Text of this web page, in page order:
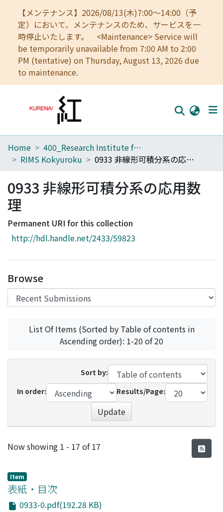
【メンテナンス】2026/08/13(木)7:00～14:00（予
定）において、メンテナンスのため、サービスを一
時停止いたします。 <Maintenance> Service will
be temporarily unavailable from 7:00 AM to 2:00
PM (tentative) on Thursday, August 13, 2026 due
to maintenance.
Home
Browse
Download Ranking
Access Statistics
Home
400_Research Institute for Mathematical Sciences
RIMS Kokyuroku
0933 非線形可積分系の応用数理
0933 非線形可積分系の応用数
理
Permanent URI for this collection
http://hdl.handle.net/2433/59823
Browse
List Of Items (Sorted by Table of contents in
Ascending order): 1-20 of 20
Sort by:
In order:
Results/Page:
Update
Recent Submissions
Now showing 1 - 17 of 17
Item
表紙・目次
0933-0.pdf(192.28 KB)